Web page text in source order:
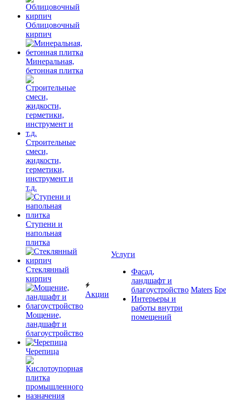
Облицовочный
кирпич
Минеральная,
бетонная плитка
Строительные
смеси,
жидкости,
герметики,
инструмент и
т.д.
Ступени и
напольная
плитка
Cтеклянный
кирпич
Мощение,
ландшафт и
благоустройство
Черепица
Акции
Услуги
Фасад,
ландшафт и
благоустройство
Интерьеры и
работы внутри
помещений
Maters